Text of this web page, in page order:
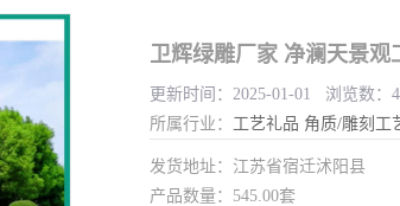
卫辉绿雕厂家 净澜天景观
更新时间：2025-01-01 浏览数：
所属行业： 工艺礼品 角质/雕刻工
发货地址：江苏省宿迁沭阳县
产品数量：545.00套